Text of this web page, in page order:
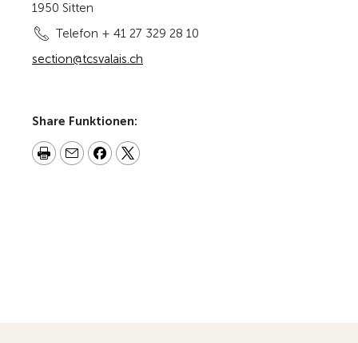
1950 Sitten
Telefon + 41 27 329 28 10
section@tcsvalais.ch
Share Funktionen: